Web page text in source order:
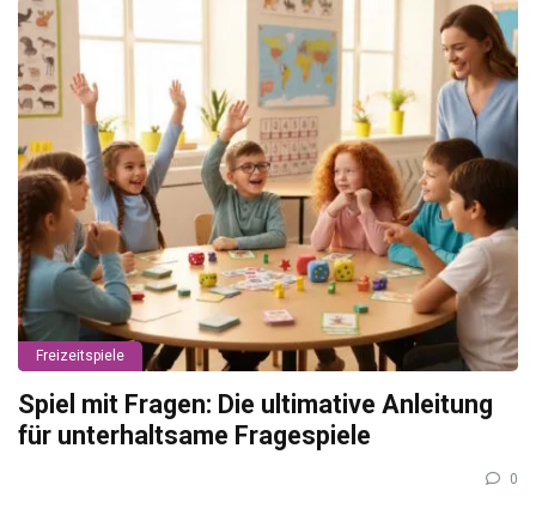
Freizeitspiele
Spiel mit Fragen: Die ultimative Anleitung
für unterhaltsame Fragespiele
0